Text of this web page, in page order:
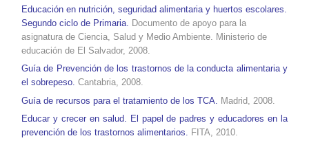
Educación en nutrición, seguridad alimentaria y huertos escolares.
Segundo ciclo de Primaria.
Documento de apoyo para la
asignatura de Ciencia, Salud y Medio Ambiente. Ministerio de
educación de El Salvador, 2008.
Guía de Prevención de los trastornos de la conducta alimentaria y
el sobrepeso. Cantabria, 2008.
Guía de recursos para el tratamiento de los TCA.
Madrid, 2008.
Educar y crecer en salud. El papel de padres y educadores en la
prevención de los trastornos alimentarios. FITA, 2010.